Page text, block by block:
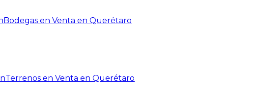
Bodegas en Venta en Querétaro
Terrenos en Venta en Querétaro